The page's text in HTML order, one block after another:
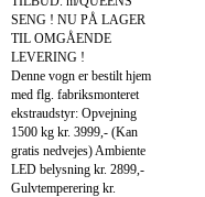
SENG ! NU PÅ LAGER
TIL OMGÅENDE
LEVERING !
Denne vogn er bestilt hjem
med flg. fabriksmonteret
ekstraudstyr: Opvejning
1500 kg kr. 3999,- (Kan
gratis nedvejes) Ambiente
LED belysning kr. 2899,-
Gulvtemperering kr.